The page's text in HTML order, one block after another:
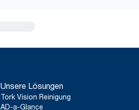
Unsere Lösungen
Tork Vision Reinigung
AD-a-Glance